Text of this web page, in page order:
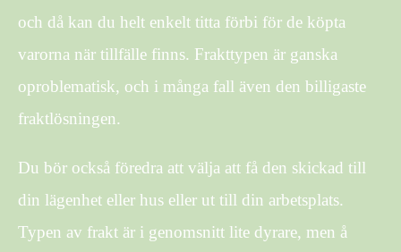
och då kan du helt enkelt titta förbi för de köpta
varorna när tillfälle finns. Frakttypen är ganska
oproblematisk, och i många fall även den billigaste
fraktlösningen.
Du bör också föredra att välja att få den skickad till
din lägenhet eller hus eller ut till din arbetsplats.
Typen av frakt är i genomsnitt lite dyrare, men å